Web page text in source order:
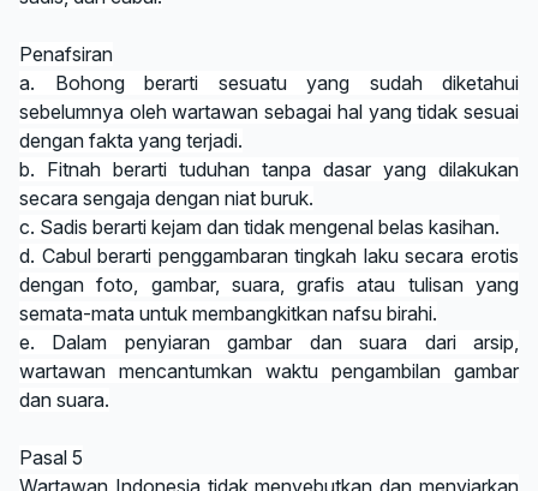
Penafsiran
a. Bohong berarti sesuatu yang sudah diketahui
sebelumnya oleh wartawan sebagai hal yang tidak sesuai
dengan fakta yang terjadi.
b. Fitnah berarti tuduhan tanpa dasar yang dilakukan
secara sengaja dengan niat buruk.
c. Sadis berarti kejam dan tidak mengenal belas kasihan.
d. Cabul berarti penggambaran tingkah laku secara erotis
dengan foto, gambar, suara, grafis atau tulisan yang
semata-mata untuk membangkitkan nafsu birahi.
e. Dalam penyiaran gambar dan suara dari arsip,
wartawan mencantumkan waktu pengambilan gambar
dan suara.
Pasal 5